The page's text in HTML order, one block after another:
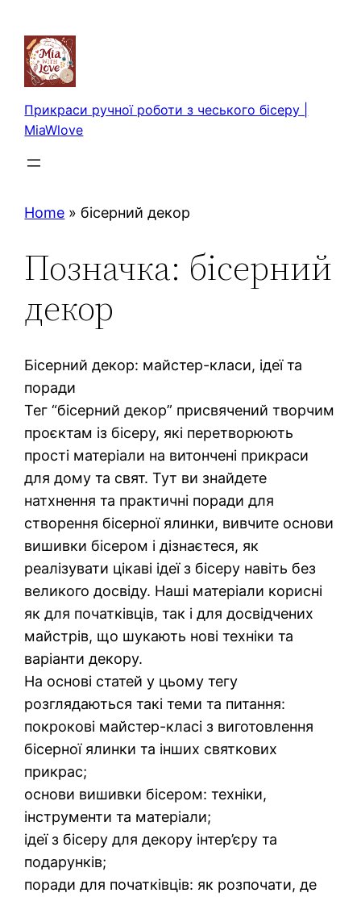
вмісту
Прикраси ручної роботи з чеського бісеру |
MiaWlove
Home » бісерний декор
Позначка: бісерний
декор
Бісерний декор: майстер-класи, ідеї та
поради
Тег “бісерний декор” присвячений творчим
проєктам із бісеру, які перетворюють
прості матеріали на витончені прикраси
для дому та свят. Тут ви знайдете
натхнення та практичні поради для
створення бісерної ялинки, вивчите основи
вишивки бісером і дізнаєтеся, як
реалізувати цікаві ідеї з бісеру навіть без
великого досвіду. Наші матеріали корисні
як для початківців, так і для досвідчених
майстрів, що шукають нові техніки та
варіанти декору.
На основі статей у цьому тегу
розглядаються такі теми та питання:
покрокові майстер-класі з виготовлення
бісерної ялинки та інших святкових
прикрас;
основи вишивки бісером: техніки,
інструменти та матеріали;
ідеї з бісеру для декору інтер’єру та
подарунків;
поради для початківців: як розпочати, де